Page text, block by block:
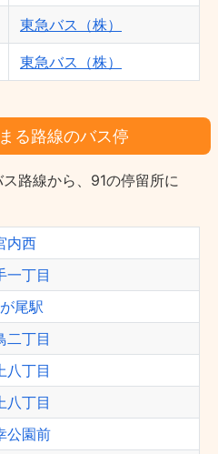
東急バス（株）
東急バス（株）
る路線のバス停
路線から、91の停留所に
内西
一丁目
尾駅
二丁目
八丁目
八丁目
公園前